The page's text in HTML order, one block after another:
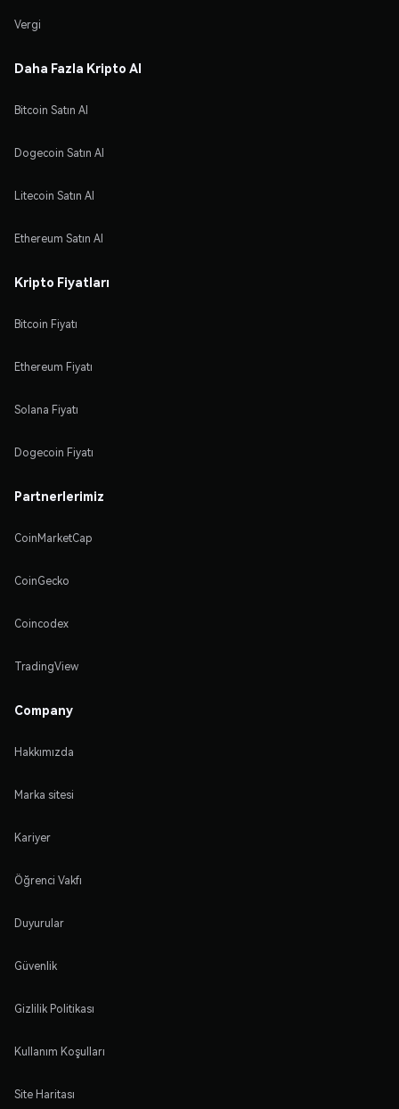
Vergi
Daha Fazla Kripto Al
Bitcoin Satın Al
Dogecoin Satın Al
Litecoin Satın Al
Ethereum Satın Al
Kripto Fiyatları
Bitcoin Fiyatı
Ethereum Fiyatı
Solana Fiyatı
Dogecoin Fiyatı
Partnerlerimiz
CoinMarketCap
CoinGecko
Coincodex
TradingView
Company
Hakkımızda
Marka sitesi
Kariyer
Öğrenci Vakfı
Duyurular
Güvenlik
Gizlilik Politikası
Kullanım Koşulları
Site Haritası